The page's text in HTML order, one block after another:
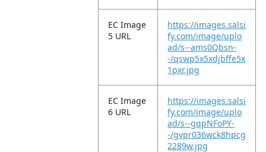
EC Image
5 URL
https://images.salsi
fy.com/image/uplo
ad/s--ams0Qbsn-
-/qswp5x5xdjbffe5x
1pxr.jpg
EC Image
6 URL
https://images.salsi
fy.com/image/uplo
ad/s--gqpNFoPY-
-/gvpr036wck8hpcg
2289w.jpg